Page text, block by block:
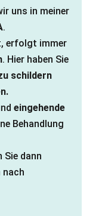
uns in meiner
.
erfolgt immer
. Hier haben Sie
schildern
eingehende
Behandlung
Sie dann
nach